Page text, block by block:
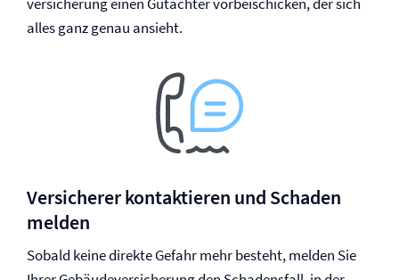
alles ganz genau ansieht.
Versicherer kontaktieren und Schaden
melden
Sobald keine direkte Gefahr mehr besteht, melden Sie